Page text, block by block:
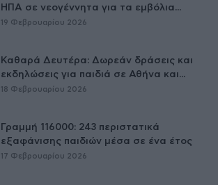
ΗΠΑ σε νεογέννητα για τα εμβόλια...
19 Φεβρουαρίου 2026
Καθαρά Δευτέρα: Δωρεάν δράσεις και
εκδηλώσεις για παιδιά σε Αθήνα και...
18 Φεβρουαρίου 2026
Γραμμή 116000: 243 περιστατικά
εξαφάνισης παιδιών μέσα σε ένα έτος
17 Φεβρουαρίου 2026